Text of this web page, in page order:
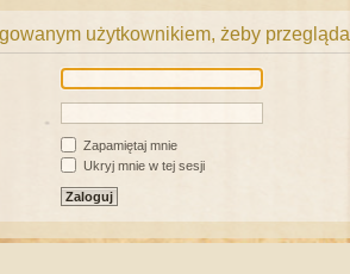
użytkownikiem, żeby
Zapamiętaj mnie
Ukryj mnie w tej sesji